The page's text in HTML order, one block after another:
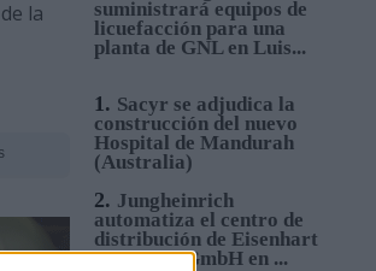
la
suministrará equipos de
licuefacción para una
planta de GNL en Luis...
1. Sacyr se adjudica la
construcción del nuevo
Hospital de Mandurah
(Australia)
2. Jungheinrich
automatiza el centro de
distribución de Eisenhart
Laeppché GmbH en ...